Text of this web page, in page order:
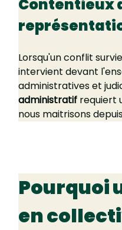
Contentieux
Lorsqu'un conflit
intervient devant
administratives et
administratif requiert
nous maitrisons
Pourquoi
en